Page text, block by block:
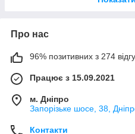
Про нас
96% позитивних з 274
Працює з 15.09.2021
м. Дніпро
Запорізьке шосе, 38,
Контакти